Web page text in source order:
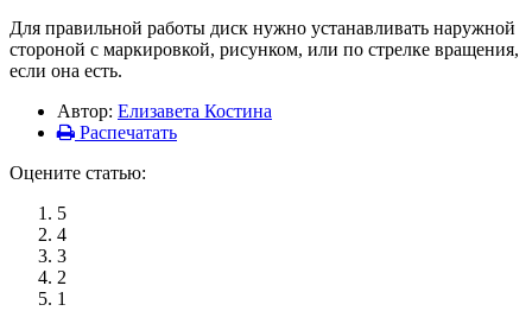
Для правильной работы диск нужно устанавливать наружной
стороной с маркировкой, рисунком, или по стрелке вращения,
если она есть.
Автор: Елизавета Костина
Распечатать
Оцените статью:
5
4
3
2
1